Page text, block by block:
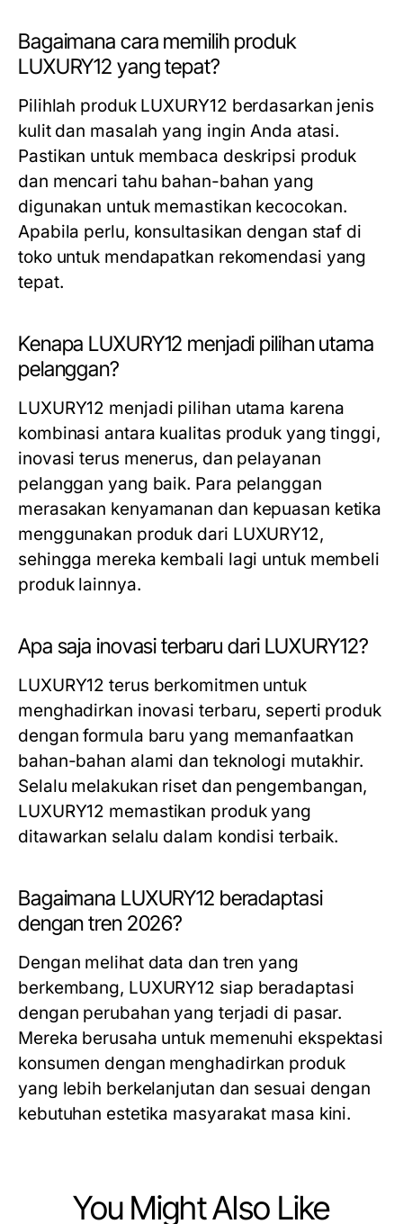
Bagaimana cara memilih produk
LUXURY12 yang tepat?
Pilihlah produk LUXURY12 berdasarkan jenis
kulit dan masalah yang ingin Anda atasi.
Pastikan untuk membaca deskripsi produk
dan mencari tahu bahan-bahan yang
digunakan untuk memastikan kecocokan.
Apabila perlu, konsultasikan dengan staf di
toko untuk mendapatkan rekomendasi yang
tepat.
Kenapa LUXURY12 menjadi pilihan utama
pelanggan?
LUXURY12 menjadi pilihan utama karena
kombinasi antara kualitas produk yang tinggi,
inovasi terus menerus, dan pelayanan
pelanggan yang baik. Para pelanggan
merasakan kenyamanan dan kepuasan ketika
menggunakan produk dari LUXURY12,
sehingga mereka kembali lagi untuk membeli
produk lainnya.
Apa saja inovasi terbaru dari LUXURY12?
LUXURY12 terus berkomitmen untuk
menghadirkan inovasi terbaru, seperti produk
dengan formula baru yang memanfaatkan
bahan-bahan alami dan teknologi mutakhir.
Selalu melakukan riset dan pengembangan,
LUXURY12 memastikan produk yang
ditawarkan selalu dalam kondisi terbaik.
Bagaimana LUXURY12 beradaptasi
dengan tren 2026?
Dengan melihat data dan tren yang
berkembang, LUXURY12 siap beradaptasi
dengan perubahan yang terjadi di pasar.
Mereka berusaha untuk memenuhi ekspektasi
konsumen dengan menghadirkan produk
yang lebih berkelanjutan dan sesuai dengan
kebutuhan estetika masyarakat masa kini.
You Might Also Like